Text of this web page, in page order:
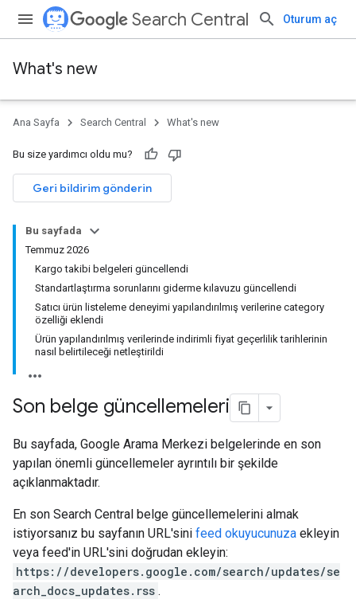
Search Central Oturum aç
What's new
Ana Sayfa Search Central What's new
Bu size yardımcı oldu mu?
Geri bildirim gönderin
Bu sayfada
Temmuz 2026
Kargo takibi belgeleri güncellendi
Standartlaştırma sorunlarını giderme kılavuzu güncellendi
Satıcı ürün listeleme deneyimi yapılandırılmış verilerine category
özelliği eklendi
Ürün yapılandırılmış verilerinde indirimli fiyat geçerlilik tarihlerinin
nasıl belirtileceği netleştirildi
Son belge güncellemeleri
Bu sayfada, Google Arama Merkezi belgelerinde en son
yapılan önemli güncellemeler ayrıntılı bir şekilde
açıklanmaktadır.
En son Search Central belge güncellemelerini almak
istiyorsanız bu sayfanın URL'sini feed okuyucunuza ekleyin
veya feed'in URL'sini doğrudan ekleyin:
https://developers.google.com/search/updates/se
arch_docs_updates.rss .